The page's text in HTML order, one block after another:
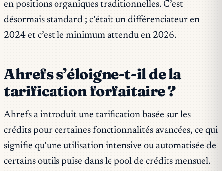
en positions organiques traditionnelles. C’est
désormais standard ; c’était un différenciateur en
2024 et c’est le minimum attendu en 2026.
Ahrefs s’éloigne-t-il de la
tarification forfaitaire ?
Ahrefs a introduit une tarification basée sur les
crédits pour certaines fonctionnalités avancées, ce qui
signifie qu’une utilisation intensive ou automatisée de
certains outils puise dans le pool de crédits mensuel.